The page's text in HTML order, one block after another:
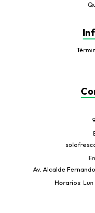
Av. Alcalde
Horarios: